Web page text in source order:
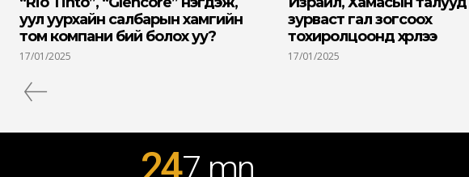
уул уурхайн салбарын хамгийн
том компани бий болох уу?
17/01/2025
зурваст гал зогсоох
тохиролцоонд хүрлээ
17/01/2025
247 .mn